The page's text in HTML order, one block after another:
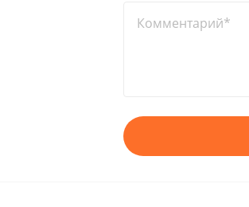
Комментарий*